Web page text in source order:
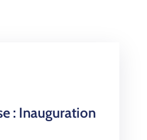
: Inauguration